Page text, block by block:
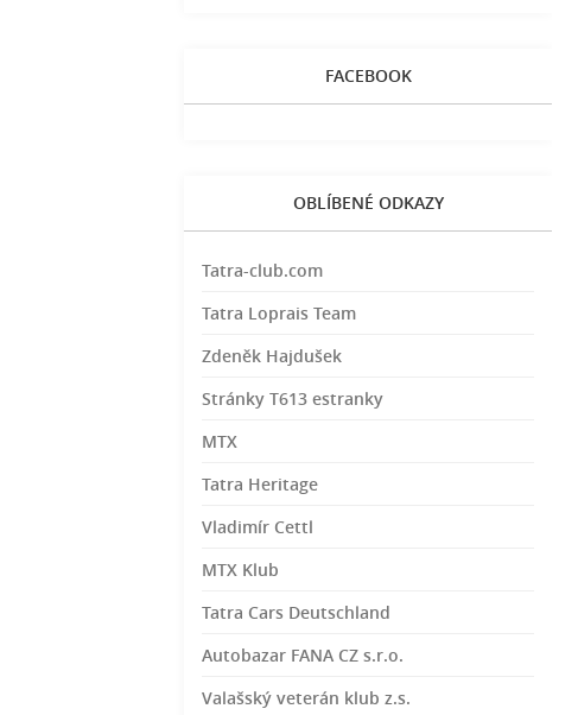
FACEBOOK
OBLÍBENÉ ODKAZY
Tatra-club.com
Tatra Loprais Team
Zdeněk Hajdušek
Stránky T613 estranky
MTX
Tatra Heritage
Vladimír Cettl
MTX Klub
Tatra Cars Deutschland
Autobazar FANA CZ s.r.o.
Valašský veterán klub z.s.